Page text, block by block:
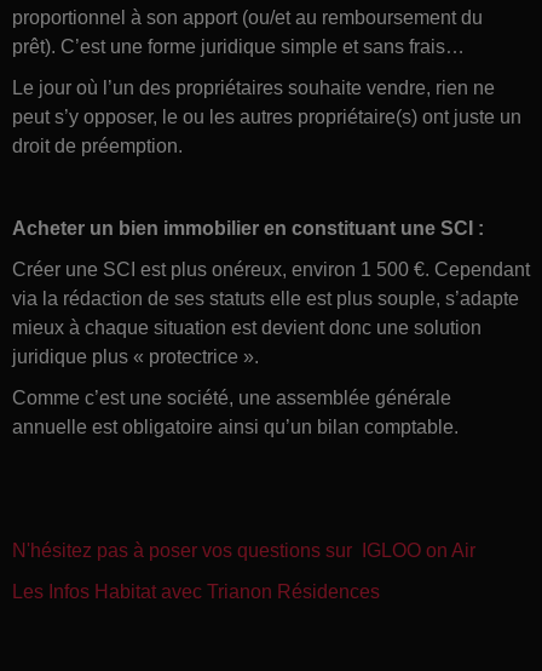
proportionnel à son apport (ou/et au remboursement du
prêt). C’est une forme juridique simple et sans frais…
Le jour où l’un des propriétaires souhaite vendre, rien ne
peut s’y opposer, le ou les autres propriétaire(s) ont juste un
droit de préemption.
Acheter un bien immobilier en constituant une SCI :
Créer une SCI est plus onéreux, environ 1 500 €. Cependant
via la rédaction de ses statuts elle est plus souple, s’adapte
mieux à chaque situation est devient donc une solution
juridique plus « protectrice ».
Comme c’est une société, une assemblée générale
annuelle est obligatoire ainsi qu’un bilan comptable.
N'hésitez pas à poser vos questions sur IGLOO on Air
Les Infos Habitat avec Trianon Résidences